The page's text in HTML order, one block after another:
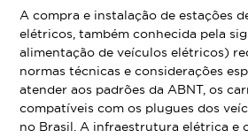
A compra e instalação de estações
elétricos, também conhecida pela
alimentação de veículos elétricos)
normas técnicas e considerações
atender aos padrões da ABNT, os
compatíveis com os plugues dos
no Brasil. A infraestrutura elétrica e